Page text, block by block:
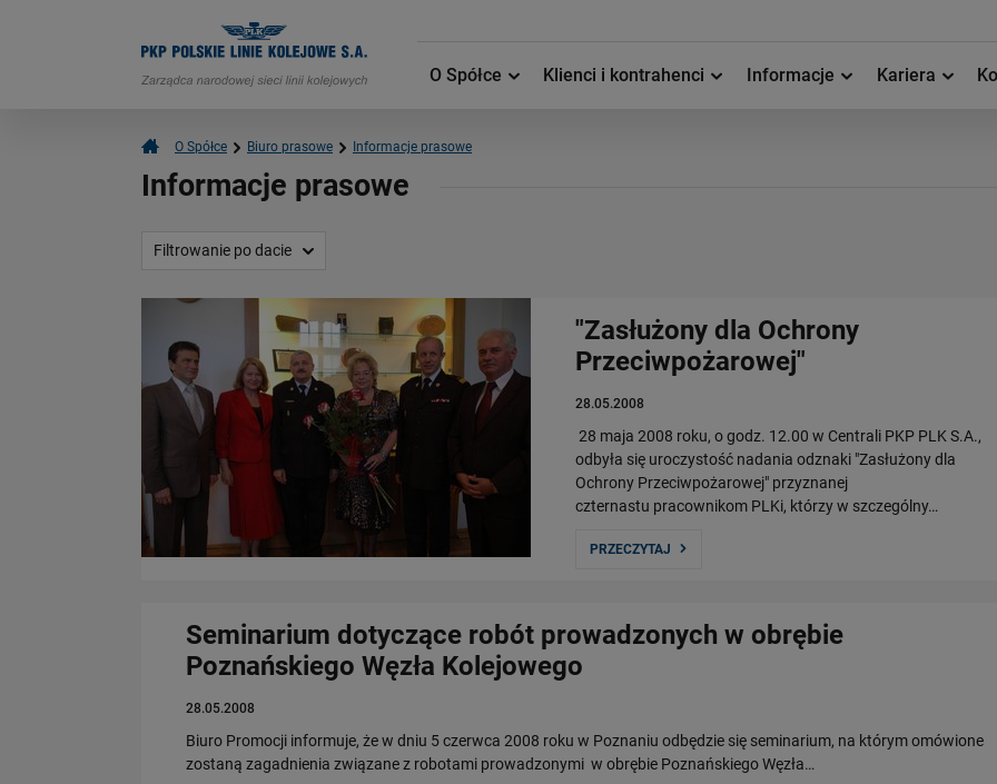
O Spółce Klienci i kontrahenci Informacje Kariera
O Spółce Biuro prasowe Informacje prasowe
Informacje prasowe
Filtrowanie po dacie
"Zasłużony dla Ochrony
Przeciwpożarowej"
28.05.2008
28 maja 2008 roku, o godz. 12.00 w Centrali PKP PLK S.A.,
odbyła się uroczystość nadania odznaki "Zasłużony dla
Ochrony Przeciwpożarowej" przyznanej
czternastu pracownikom PLKi, którzy w szczególny…
PRZECZYTAJ
Seminarium dotyczące robót prowadzonych w obrębie
Poznańskiego Węzła Kolejowego
28.05.2008
Biuro Promocji informuje, że w dniu 5 czerwca 2008 roku w Poznaniu odbędzie się seminarium, na którym omówione
zostaną zagadnienia związane z robotami prowadzonymi w obrębie Poznańskiego Węzła…